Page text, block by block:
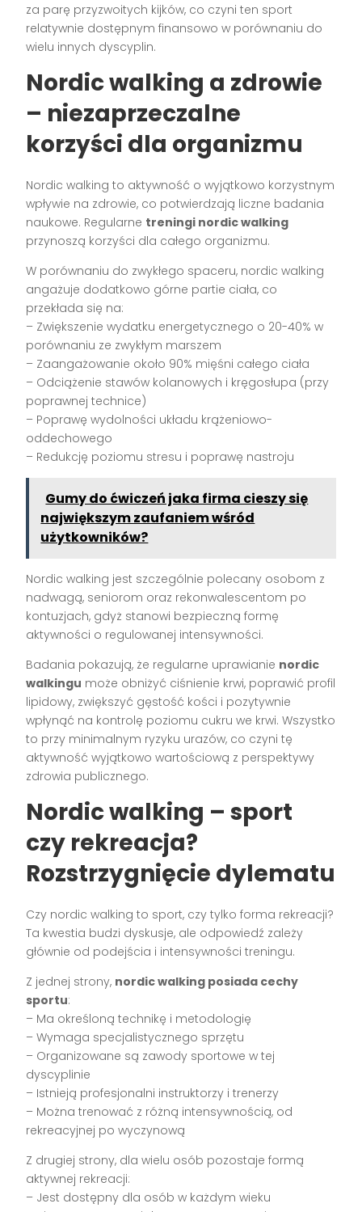
za parę przyzwoitych kijków, co czyni ten sport
relatywnie dostępnym finansowo w porównaniu do
wielu innych dyscyplin.
Nordic walking a zdrowie
– niezaprzeczalne
korzyści dla organizmu
Nordic walking to aktywność o wyjątkowo korzystnym
wpływie na zdrowie, co potwierdzają liczne badania
naukowe. Regularne treningi nordic walking
przynoszą korzyści dla całego organizmu.
W porównaniu do zwykłego spaceru, nordic walking
angażuje dodatkowo górne partie ciała, co
przekłada się na:
– Zwiększenie wydatku energetycznego o 20-40% w
porównaniu ze zwykłym marszem
– Zaangażowanie około 90% mięśni całego ciała
– Odciążenie stawów kolanowych i kręgosłupa (przy
poprawnej technice)
– Poprawę wydolności układu krążeniowo-
oddechowego
– Redukcję poziomu stresu i poprawę nastroju
Gumy do ćwiczeń jaka firma cieszy się
największym zaufaniem wśród
użytkowników?
Nordic walking jest szczególnie polecany osobom z
nadwagą, seniorom oraz rekonwalescentom po
kontuzjach, gdyż stanowi bezpieczną formę
aktywności o regulowanej intensywności.
Badania pokazują, że regularne uprawianie nordic
walkingu może obniżyć ciśnienie krwi, poprawić profil
lipidowy, zwiększyć gęstość kości i pozytywnie
wpłynąć na kontrolę poziomu cukru we krwi. Wszystko
to przy minimalnym ryzyku urazów, co czyni tę
aktywność wyjątkowo wartościową z perspektywy
zdrowia publicznego.
Nordic walking – sport
czy rekreacja?
Rozstrzygnięcie dylematu
Czy nordic walking to sport, czy tylko forma rekreacji?
Ta kwestia budzi dyskusje, ale odpowiedź zależy
głównie od podejścia i intensywności treningu.
Z jednej strony, nordic walking posiada cechy
sportu:
– Ma określoną technikę i metodologię
– Wymaga specjalistycznego sprzętu
– Organizowane są zawody sportowe w tej
dyscyplinie
– Istnieją profesjonalni instruktorzy i trenerzy
– Można trenować z różną intensywnością, od
rekreacyjnej po wyczynową
Z drugiej strony, dla wielu osób pozostaje formą
aktywnej rekreacji:
– Jest dostępny dla osób w każdym wieku